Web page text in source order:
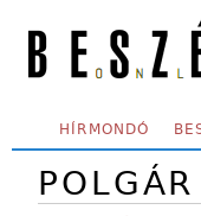
SECONDARY MENU
HÍRMONDÓ